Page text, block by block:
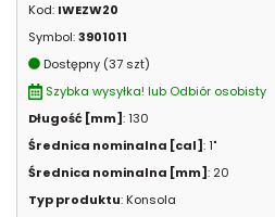
Kod: IWEZW20
Symbol:3901011
Dostępny (37 szt)
Szybka wysyłka! lub Odbiór osobisty
Długość [mm]: 130
Średnica nominalna [cal]: 1"
Średnica nominalna [mm]: 20
Typ produktu: Konsola